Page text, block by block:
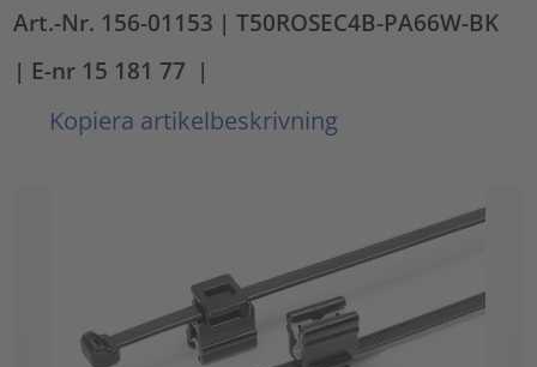
Art.-Nr. 156-01153 | T50ROSEC4B-PA66W-BK
| E-nr 15 181 77 |
Kopiera artikelbeskrivning